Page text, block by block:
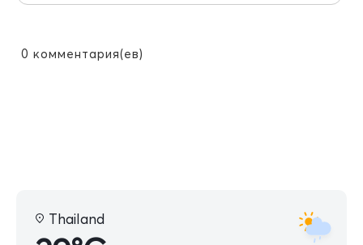
0 комментария(ев)
Thailand